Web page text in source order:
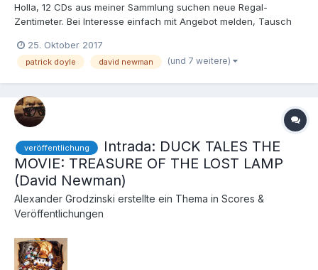
Holla, 12 CDs aus meiner Sammlung suchen neue Regal-
Zentimeter. Bei Interesse einfach mit Angebot melden, Tausch
FLIEHE WEITUND SCHNELL (Colosseum Records) David Newman:
BILL AND TED'S BOGUS JOURNEY (Intrada Special...
25. Oktober 2017
patrick doyle david newman (und 7 weitere)
veröffentlichung
Intrada: DUCK TALES THE
MOVIE: TREASURE OF THE LOST LAMP
(David Newman)
Alexander Grodzinski erstellte ein Thema in Scores &
Veröffentlichungen